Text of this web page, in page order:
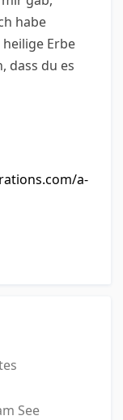
habe
Erbe
dass du es
a-
See